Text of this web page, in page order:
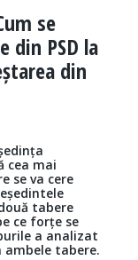
se
din PSD la
din
cea mai
se va cere
tabere
ce forțe se
a analizat
ambele tabere.